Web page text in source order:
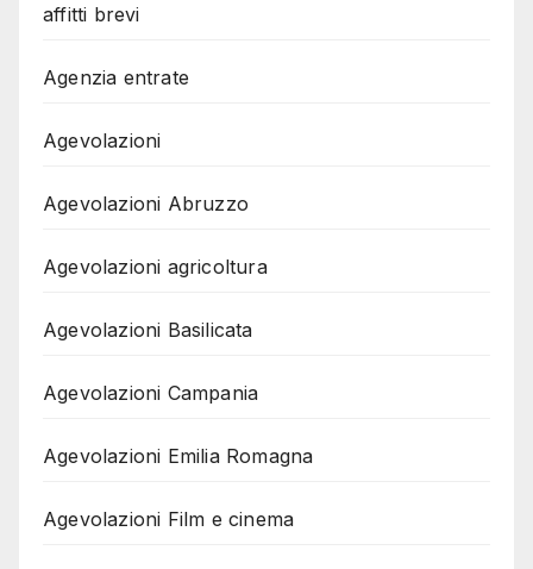
affitti brevi
Agenzia entrate
Agevolazioni
Agevolazioni Abruzzo
Agevolazioni agricoltura
Agevolazioni Basilicata
Agevolazioni Campania
Agevolazioni Emilia Romagna
Agevolazioni Film e cinema